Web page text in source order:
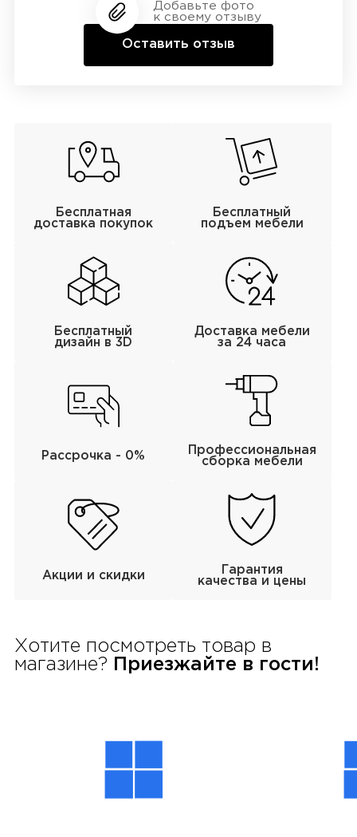
Добавьте фото
к своему отзыву
Оставить отзыв
Бесплатная
доставка покупок
Бесплатный
подъем мебели
Бесплатный
дизайн в 3D
Доставка мебели
за 24 часа
Рассрочка - 0%
Профессиональная
сборка мебели
Акции и скидки
Гарантия
качества и цены
Хотите посмотреть товар в
магазине? Приезжайте в гости!